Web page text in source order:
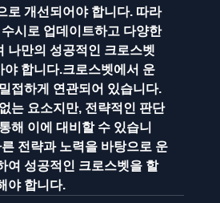
로 개선되어야 합니다. 따라
시로 업데이트하고 다양한
나만의 성공적인 크로스벳
야 합니다.크로스벳에서 운
접하게 연관되어 있습니다.
는 요소지만, 전략적인 판단
해 이에 대비할 수 있습니
전략과 노력을 바탕으로 운
여 성공적인 크로스벳을 할
야 합니다.